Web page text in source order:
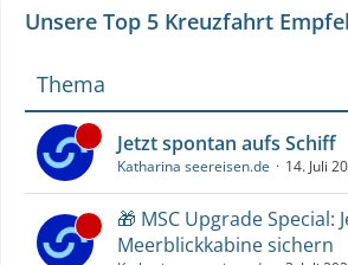
Unsere Top 5 Kreuzfahrt
Thema
Jetzt spontan aufs Schiff
Katharina seereisen.de 14. Juli
🎁 MSC Upgrade
Meerblickkabine sichern